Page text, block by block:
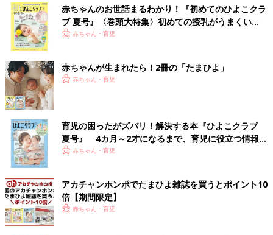
赤ちゃんのお世話まるわかり！『初めてのひよこクラ
ブ 夏号』〈巻頭大特集〉初めての授乳がうまくい
く！ おっぱい・ミルクの基本と夏のトラブル 解決テ
赤ちゃん・育児
赤ちゃんが生まれたら！2冊の「たまひよ」
赤ちゃん・育児
育児の困ったがズバリ！解決する本『ひよこクラブ
夏号』 4カ月～2才になるまで、育児に役立つ情報が
いっぱい！
赤ちゃん・育児
アカチャンホンポでたまひよ雑誌を買うとポイント10
倍【期間限定】
赤ちゃん・育児